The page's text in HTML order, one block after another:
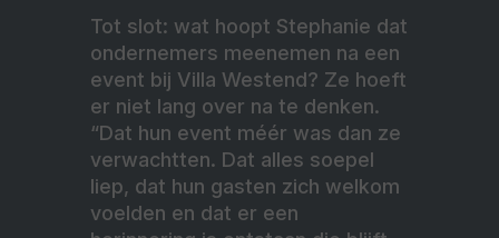
Tot slot: wat hoopt Stephanie dat
ondernemers meenemen na een
event bij Villa Westend? Ze hoeft
er niet lang over na te denken.
“Dat hun event méér was dan ze
verwachtten. Dat alles soepel
liep, dat hun gasten zich welkom
voelden en dat er een